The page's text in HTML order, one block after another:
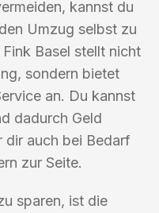
kannst du
Umzug selbst zu
Basel stellt nicht
sondern bietet
an. Du kannst
dadurch Geld
dir auch bei Bedarf
zur Seite.
sparen, ist die